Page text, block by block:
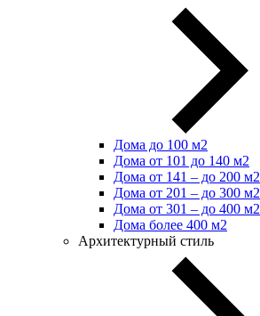
Дома до 100 м2
Дома от 101 до 140 м2
Дома от 141 – до 200 м2
Дома от 201 – до 300 м2
Дома от 301 – до 400 м2
Дома более 400 м2
Архитектурный стиль